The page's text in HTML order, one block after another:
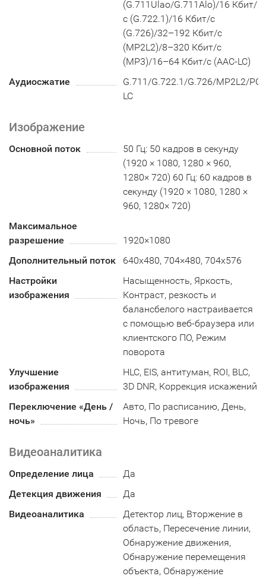
(G.711Ulao/G.711Alo)/16 Кбит/
с (G.722.1)/16 Кбит/с
(G.726)/32–192 Кбит/с
(MP2L2)/8–320 Кбит/с
(MP3)/16–64 Кбит/с (AAC-LC)
Аудиосжатие
G.711/G.722.1/G.726/MP2L2/
LC
Изображение
Основной поток
50 Гц: 50 кадров в секунду
(1920 × 1080, 1280 × 960,
1280× 720) 60 Гц: 60 кадров в
секунду (1920 × 1080, 1280 ×
960, 1280× 720)
Максимальное
разрешение
1920×1080
Дополнительный поток
640x480, 704×480, 704x576
Настройки
изображения
Насыщенность, Яркость,
Контраст, резкость и
балансбелого настраивается
с помощью веб-браузера или
клиентского ПО, Режим
поворота
Улучшение
изображения
HLC, EIS, антитуман, ROI, BLC,
3D DNR, Коррекция искажений
Переключение «День /
ночь»
Авто, По расписанию, День,
Ночь, По тревоге
Видеоаналитика
Определение лица
Да
Детекция движения
Да
Видеоаналитика
Детектор лиц, Вторжение в
область, Пересечение линии,
Обнаружение движения,
Обнаружение перемещения
объекта, Обнаружение